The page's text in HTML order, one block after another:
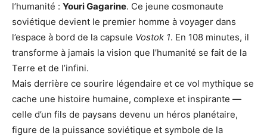
l’humanité : Youri Gagarine. Ce jeune cosmonaute
soviétique devient le premier homme à voyager dans
l’espace à bord de la capsule Vostok 1. En 108 minutes, il
transforme à jamais la vision que l’humanité se fait de la
Terre et de l’infini.
Mais derrière ce sourire légendaire et ce vol mythique se
cache une histoire humaine, complexe et inspirante —
celle d’un fils de paysans devenu un héros planétaire,
figure de la puissance soviétique et symbole de la